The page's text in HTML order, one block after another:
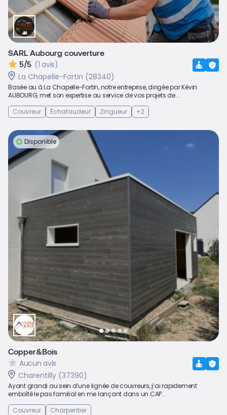
SARL Aubourg couverture
5/5 (1 avis)
La Chapelle-Fortin (28340)
Basée au à La Chapelle-Fortin, notre entreprise, dirigée par Kévin
AUBOURG, met son expertise au service de vos projets de...
Couvreur
Échafaudeur Zingueur +2
Disponible
Copper&Bois
Aucun avis
Charentilly (37390)
Ayant grandi au sein d’une lignée de couvreurs, j’ai rapidement
emboîté le pas familial en me lançant dans un CAP...
Couvreur
Charpentier